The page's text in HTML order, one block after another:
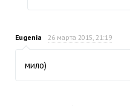
Eugenia 26 марта 2015, 21:19
мило)